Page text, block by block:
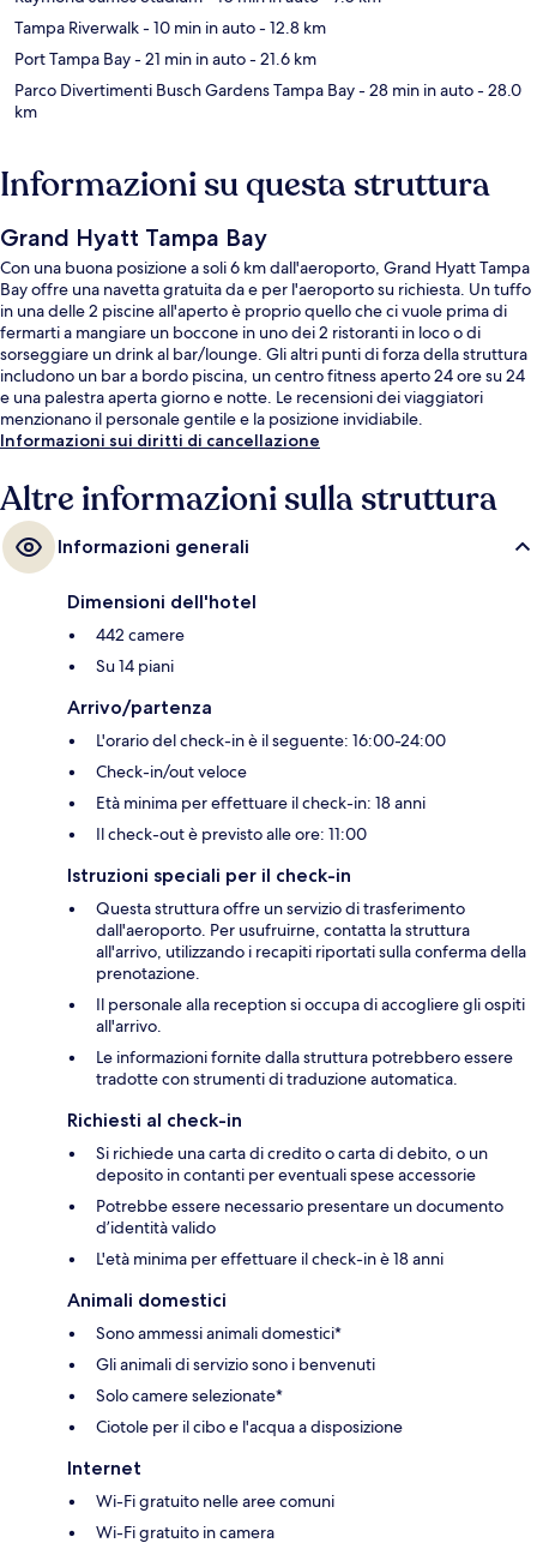
Tampa Riverwalk- 10 min in auto- 12.8 km
Port Tampa Bay- 21 min in auto- 21.6 km
Parco Divertimenti Busch Gardens Tampa Bay- 28 min in auto- 28.0
km
Informazioni su questa struttura
Grand Hyatt Tampa Bay
Con una buona posizione a soli 6 km dall'aeroporto, Grand Hyatt Tampa
Bay offre una navetta gratuita da e per l'aeroporto su richiesta. Un tuffo
in una delle 2 piscine all'aperto è proprio quello che ci vuole prima di
fermarti a mangiare un boccone in uno dei 2 ristoranti in loco o di
sorseggiare un drink al bar/lounge. Gli altri punti di forza della struttura
includono un bar a bordo piscina, un centro fitness aperto 24 ore su 24
e una palestra aperta giorno e notte. Le recensioni dei viaggiatori
menzionano il personale gentile e la posizione invidiabile.
Informazioni sui diritti di cancellazione
Altre informazioni sulla struttura
Informazioni generali
Dimensioni dell'hotel
442 camere
Su 14 piani
Arrivo/partenza
L'orario del check-in è il seguente: 16:00-24:00
Check-in/out veloce
Età minima per effettuare il check-in: 18 anni
Il check-out è previsto alle ore: 11:00
Istruzioni speciali per il check-in
Questa struttura offre un servizio di trasferimento
dall'aeroporto. Per usufruirne, contatta la struttura
all'arrivo, utilizzando i recapiti riportati sulla conferma della
prenotazione.
Il personale alla reception si occupa di accogliere gli ospiti
all'arrivo.
Le informazioni fornite dalla struttura potrebbero essere
tradotte con strumenti di traduzione automatica.
Richiesti al check-in
Si richiede una carta di credito o carta di debito, o un
deposito in contanti per eventuali spese accessorie
Potrebbe essere necessario presentare un documento
d’identità valido
L'età minima per effettuare il check-in è 18 anni
Animali domestici
Sono ammessi animali domestici*
Gli animali di servizio sono i benvenuti
Solo camere selezionate*
Ciotole per il cibo e l'acqua a disposizione
Internet
Wi-Fi gratuito nelle aree comuni
Wi-Fi gratuito in camera